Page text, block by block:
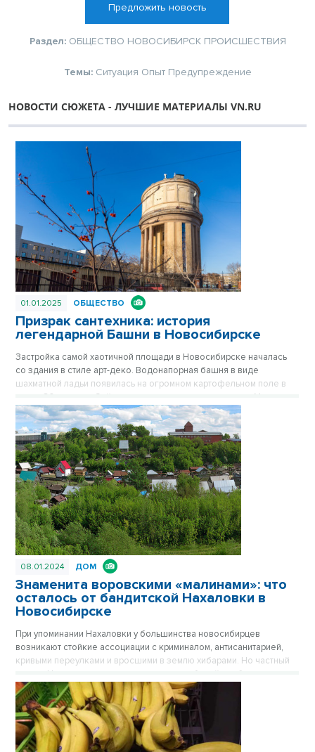
Предложить новость
Раздел: ОБЩЕСТВО НОВОСИБИРСК ПРОИСШЕСТВИЯ
Темы: Ситуация Опыт Предупреждение
НОВОСТИ СЮЖЕТА - ЛУЧШИЕ МАТЕРИАЛЫ VN.RU
01.01.2025 ОБЩЕСТВО
Призрак сантехника: история
легендарной Башни в Новосибирске
Застройка самой хаотичной площади в Новосибирске началась
со здания в стиле арт-деко. Водонапорная башня в виде
шахматной ладьи появилась на огромном картофельном поле в
конце 30-х годов. Сейчас стильное здание на площади Маркса
спрятано за хрущевками, его хорошо видно только с высоких
точек обзора. Впрочем, с окружением Башне никогда не везло.
Сначала вокруг была картошка, которую сажали жители
окрестных деревень, затем возникли пятиэтажки, а после
зашумела пестрая барахолка на площади Маркса. Публикуется
повторно в цикле «Лучшие материалы VN.RU за 2023 год».
08.01.2024 ДОМ
Знаменита воровскими «малинами»: что
осталось от бандитской Нахаловки в
Новосибирске
При упоминании Нахаловки у большинства новосибирцев
возникают стойкие ассоциации с криминалом, антисанитарией,
кривыми переулками и вросшими в землю хибарами. Но частный
сектор Нахаловки, где сильны правила рабочей слободки, уже не
тот, что прежде. Дома здесь примерили одежду из сайдинга, есть
водопровод, проводится газ. Здесь даже родился самый
легендарный герой Новосибирска, но инвесторы все еще
обходят стороной близкую к Оби территорию. Публикуется
повторно в цикле «Лучшие материалы VN.RU за 2023 год».